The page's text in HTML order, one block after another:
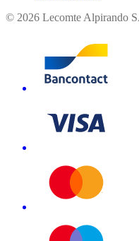
© 2026 Lecomte Alpirando